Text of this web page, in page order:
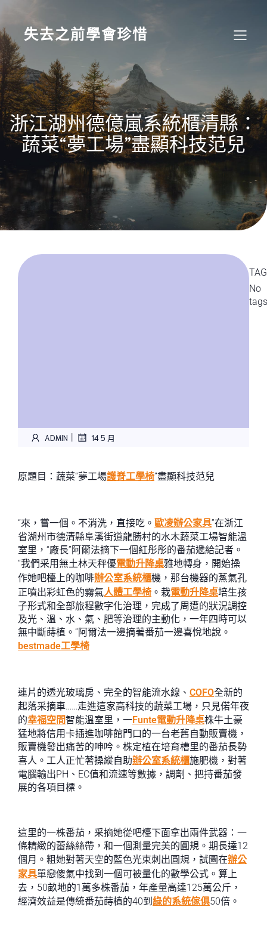
content
失去之前學會珍惜
浙江湖州德億嵐系統櫃清縣：
蔬菜“夢工場”盡顯科技范兒
ADMIN | 14 5 月
原題目：蔬菜“夢工場護脊工學椅”盡顯科技范兒
“來，嘗一個。不消洗，直接吃。 歐凌辦公家具”在浙江
省湖州市德清縣阜溪街道龍勝村的水木蔬菜工場智能溫
室里，“廠長”阿爾法摘下一個紅彤彤的番茄遞給記者。
“我們采用無土林天秤優電動升降桌雅地轉身，開始操
作她吧檯上的咖啡辦公室系統櫃機，那台機器的蒸氣孔
正噴出彩虹色的霧氣人體工學椅 。栽電動升降桌培生孩
子形式和全部旅程數字化治理，完成了周遭的狀況調控
及光、溫、水、氣、肥等治理的主動化，一年四時可以
無中斷蒔植。”阿爾法一邊摘著番茄一邊喜悅地說。
bestmade工學椅
連片的透光玻璃房、完全的智能流水線、 COFO全新的
起落采摘車……走進這家高科技的蔬菜工場，只見偌年夜
的幸福空間智能溫室里，一Funte電動升降桌株牛土豪
猛地將信用卡插進咖啡館門口的一台老舊自動販賣機，
販賣機發出痛苦的呻吟。株定植在培育槽里的番茄長勢
喜人。工人正忙著操縱自助辦公室系統櫃施肥機，對著
電腦輸出PH、EC值和流速等數據，調劑、把持番茄發
展的各項目標。
這里的一株番茄，采摘她從吧檯下面拿出兩件武器：一
條精緻的蕾絲絲帶，和一個測量完美的圓規。期長達12
個月。粗她對著天空的藍色光束刺出圓規，試圖在辦公
家具單戀傻氣中找到一個可被量化的數學公式。算上
去，50畝地的1萬多株番茄，年產量高達125萬公斤，
經濟效益是傳統番茄蒔植的40到 綠的系統傢俱50倍。
No
tags